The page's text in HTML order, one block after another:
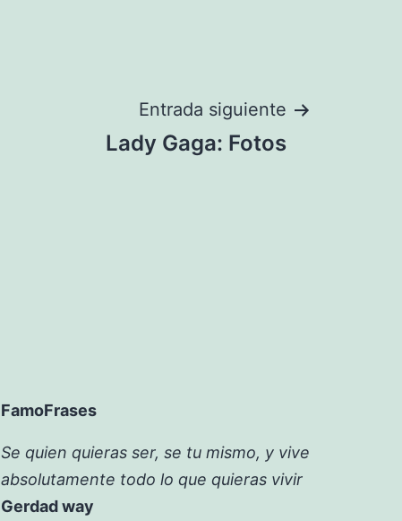
Entrada siguiente
Lady Gaga: Fotos
FamoFrases
Se quien quieras ser, se tu mismo, y vive
absolutamente todo lo que quieras vivir
Gerdad way